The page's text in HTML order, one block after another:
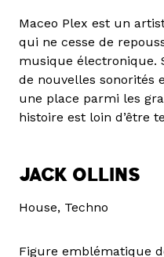
Maceo Plex est un
qui ne cesse de
musique électronique.
de nouvelles sonorités
une place parmi les
histoire est loin d’être
JACK OLLINS
House, Techno
Figure emblématique